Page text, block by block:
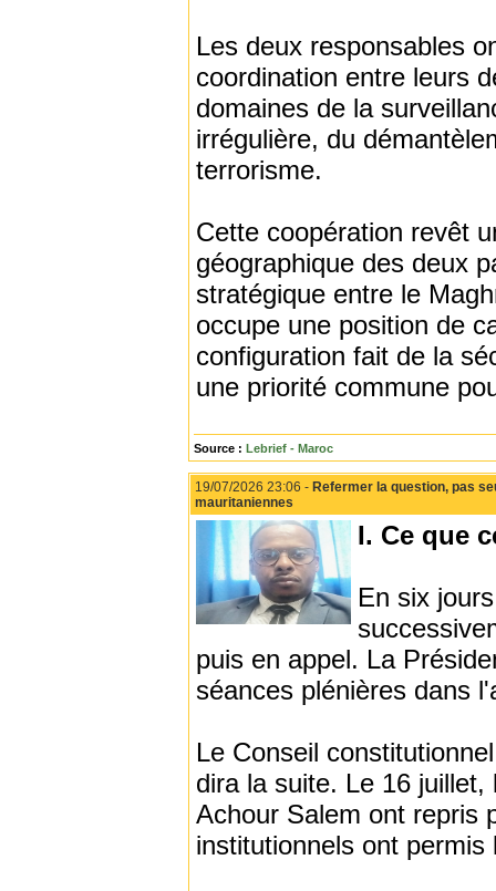
Les deux responsables
coordination entre leurs
domaines de la
irrégulière, du
terrorisme.
Cette coopération revêt
géographique des deux
stratégique entre le
occupe une position de
configuration fait de la
une priorité commune
Source : Lebrief - Maroc
19/07/2026 23:06 - Refermer la question, pas
mauritaniennes
I. Ce que
En six
puis en appel. La
séances plénières dans
Le Conseil
dira la suite. Le 16
Achour Salem ont repris
institutionnels ont